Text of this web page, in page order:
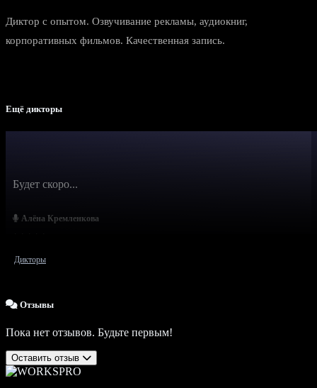
Диктор с опытом. Озвучивание рекламы, аудиокниг,
корпоративных фильмов. Качественная запись.
Ещё дикторы
Алёна Кремленкова
Будет скоро...
Дикторы
Отзывы
Пока нет отзывов. Будьте первым!
Оставить отзыв